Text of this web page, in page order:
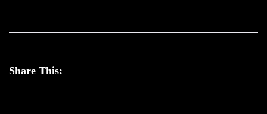
Share This: